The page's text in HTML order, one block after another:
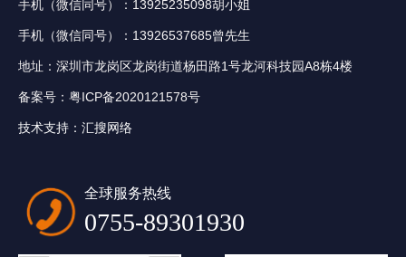
手机（微信同号）：13925235098胡小姐
手机（微信同号）：13926537685曾先生
地址：深圳市龙岗区龙岗街道杨田路1号龙河科技园A8栋4楼
备案号： 粤ICP备2020121578号
技术支持： 汇搜网络
全球服务热线
0755-89301930